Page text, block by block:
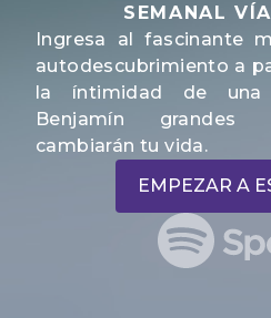
SEMANAL
Ingresa al fascinante
autodescubrimiento a
la íntimidad de una
Benjamín grandes
cambiarán tu vida.
EMPEZAR A